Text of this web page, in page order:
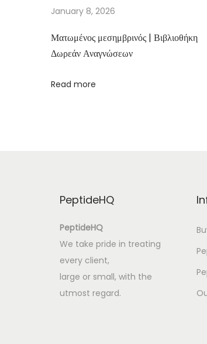
w
e
c
n
January 8, 2026
Ματωμένος μεσημβρινός | Βιβλιοθήκη
Δωρεάν Αναγνώσεων
Read more
PeptideHQ
PeptideHQ
We take pride in treating
every client,
large or small, with the
utmost regard.